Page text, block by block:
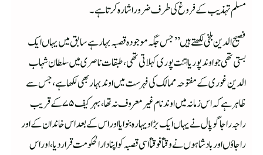
مسلم تہذیب کے فروغ کی طرف ضرور اشارہ کرتا ہے۔
فصیح الدین بلخی لکھتے ہیں ’’جس جگہ موجودہ قصبہ بہار ہے سابق میں یہاں ایک
بستی تھی جو اوندپور یا اتنت پوری کہلاتی تھی ،طبقات ناصری میں سلطان شہاب
الدین غوری کے مفتوحہ ممالک کی فہرست میں اوند بہار بھی لکھا ہے ،جس سے
ظاہر ہے کہ اس زمانہ میں اوند نام غیر معروف نہ تھا ،بہر کیف ۷۵ کے قریب
راجہ راجا گوپال نے یہاں ایک بڑا ویہارہ بنوایا اور اس کے بعد اس خاندان کے اور
راجاؤں اور بادشاہوں نے وقتاً فوقتاً اسی قصبہ کو اپنا دارالحکومت قرار دیا ،اور اس